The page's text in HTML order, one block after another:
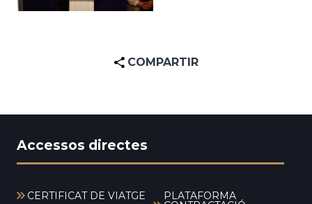
COMPARTIR
Accessos directes
CERTIFICAT DE VIATGE PLATAFORMA